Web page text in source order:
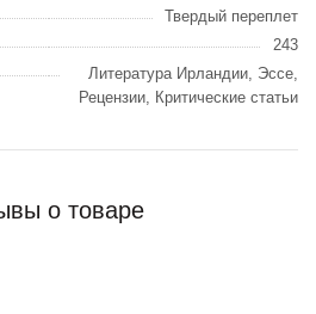
Твердый переплет
243
Литература Ирландии, Эссе,
Рецензии, Критические статьи
о товаре